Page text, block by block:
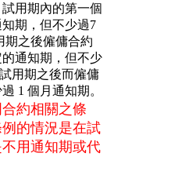
用期內的第一個
期，但不少過7
期之後僱傭合約
通知期，但不少
用期之後而僱傭
1 個月通知期。
約相關之條
的情況是在試
用通知期或代